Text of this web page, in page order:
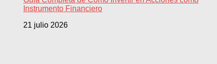
Instrumento Financiero
21 julio 2026